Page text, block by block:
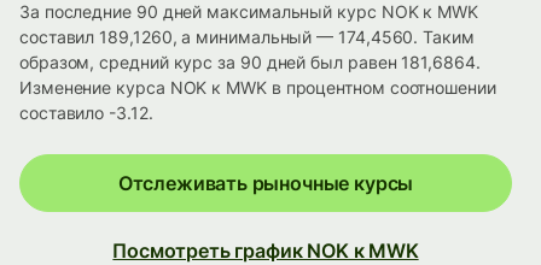
За последние 90 дней максимальный курс NOK к MWK
составил 189,1260, а минимальный — 174,4560. Таким
образом, средний курс за 90 дней был равен 181,6864.
Изменение курса NOK к MWK в процентном соотношении
составило -3.12.
Отслеживать рыночные курсы
Посмотреть график NOK к MWK